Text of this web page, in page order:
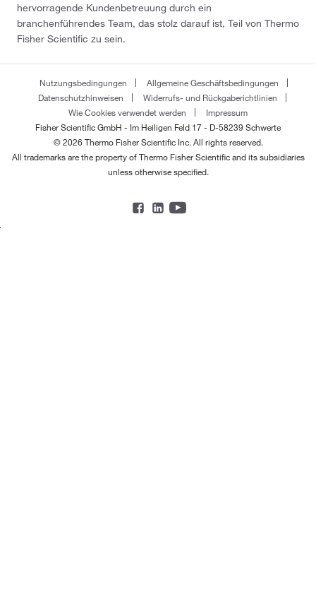
hervorragende Kundenbetreuung durch ein
branchenführendes Team, das stolz darauf ist, Teil von Thermo
Fisher Scientific zu sein.
Nutzungsbedingungen
Allgemeine Geschäftsbedingungen
Datenschutzhinweisen
Widerrufs- und Rückgaberichtlinien
Wie Cookies verwendet werden
Impressum
Fisher Scientific GmbH - Im Heiligen Feld 17 - D-58239 Schwerte
© 2026 Thermo Fisher Scientific Inc. All rights reserved.
All trademarks are the property of Thermo Fisher Scientific and its subsidiaries
unless otherwise specified.